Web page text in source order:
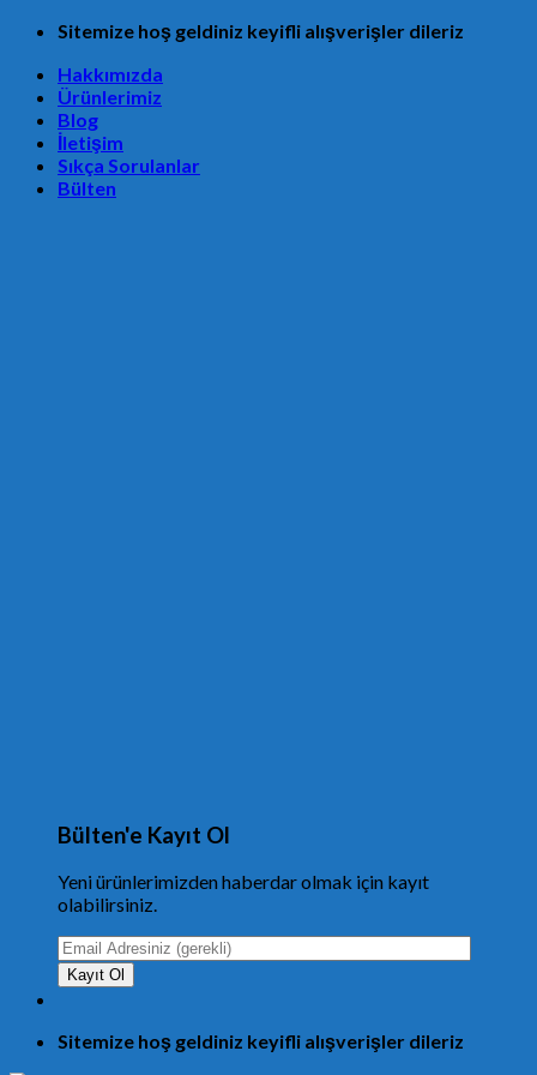
Skip
content
Sitemize hoş geldiniz keyifli alışverişler dileriz
Hakkımızda
Ürünlerimiz
Blog
İletişim
Sıkça Sorulanlar
Bülten
Bülten'e Kayıt Ol
Yeni ürünlerimizden haberdar olmak için kayıt
olabilirsiniz.
Sitemize hoş geldiniz keyifli alışverişler dileriz